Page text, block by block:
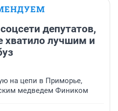
депутатов,
хватило лучшим и
на цепи в Приморье,
медведем Фиником